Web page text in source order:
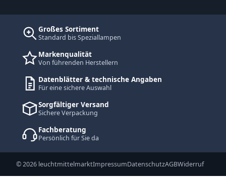
Großes Sortiment
Standard bis Speziallampen
Markenqualität
Von führenden Herstellern
Datenblätter & technische Angaben
Für eine sichere Auswahl
Sorgfältiger Versand
Sichere Verpackung
Fachberatung
Persönlich für Sie da
© 2026 leuchtmittelmarktImpressumDatenschutzAGBWiderruf